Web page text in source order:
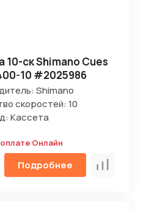
10-ск Shimano Cues
10 #2025986
Shimano
скоростей: 10
Кассета
Онлайн
Подробнее Сравнить